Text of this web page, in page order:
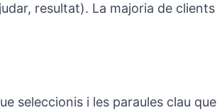
resultat). La majoria de clients
seleccionis i les paraules clau que